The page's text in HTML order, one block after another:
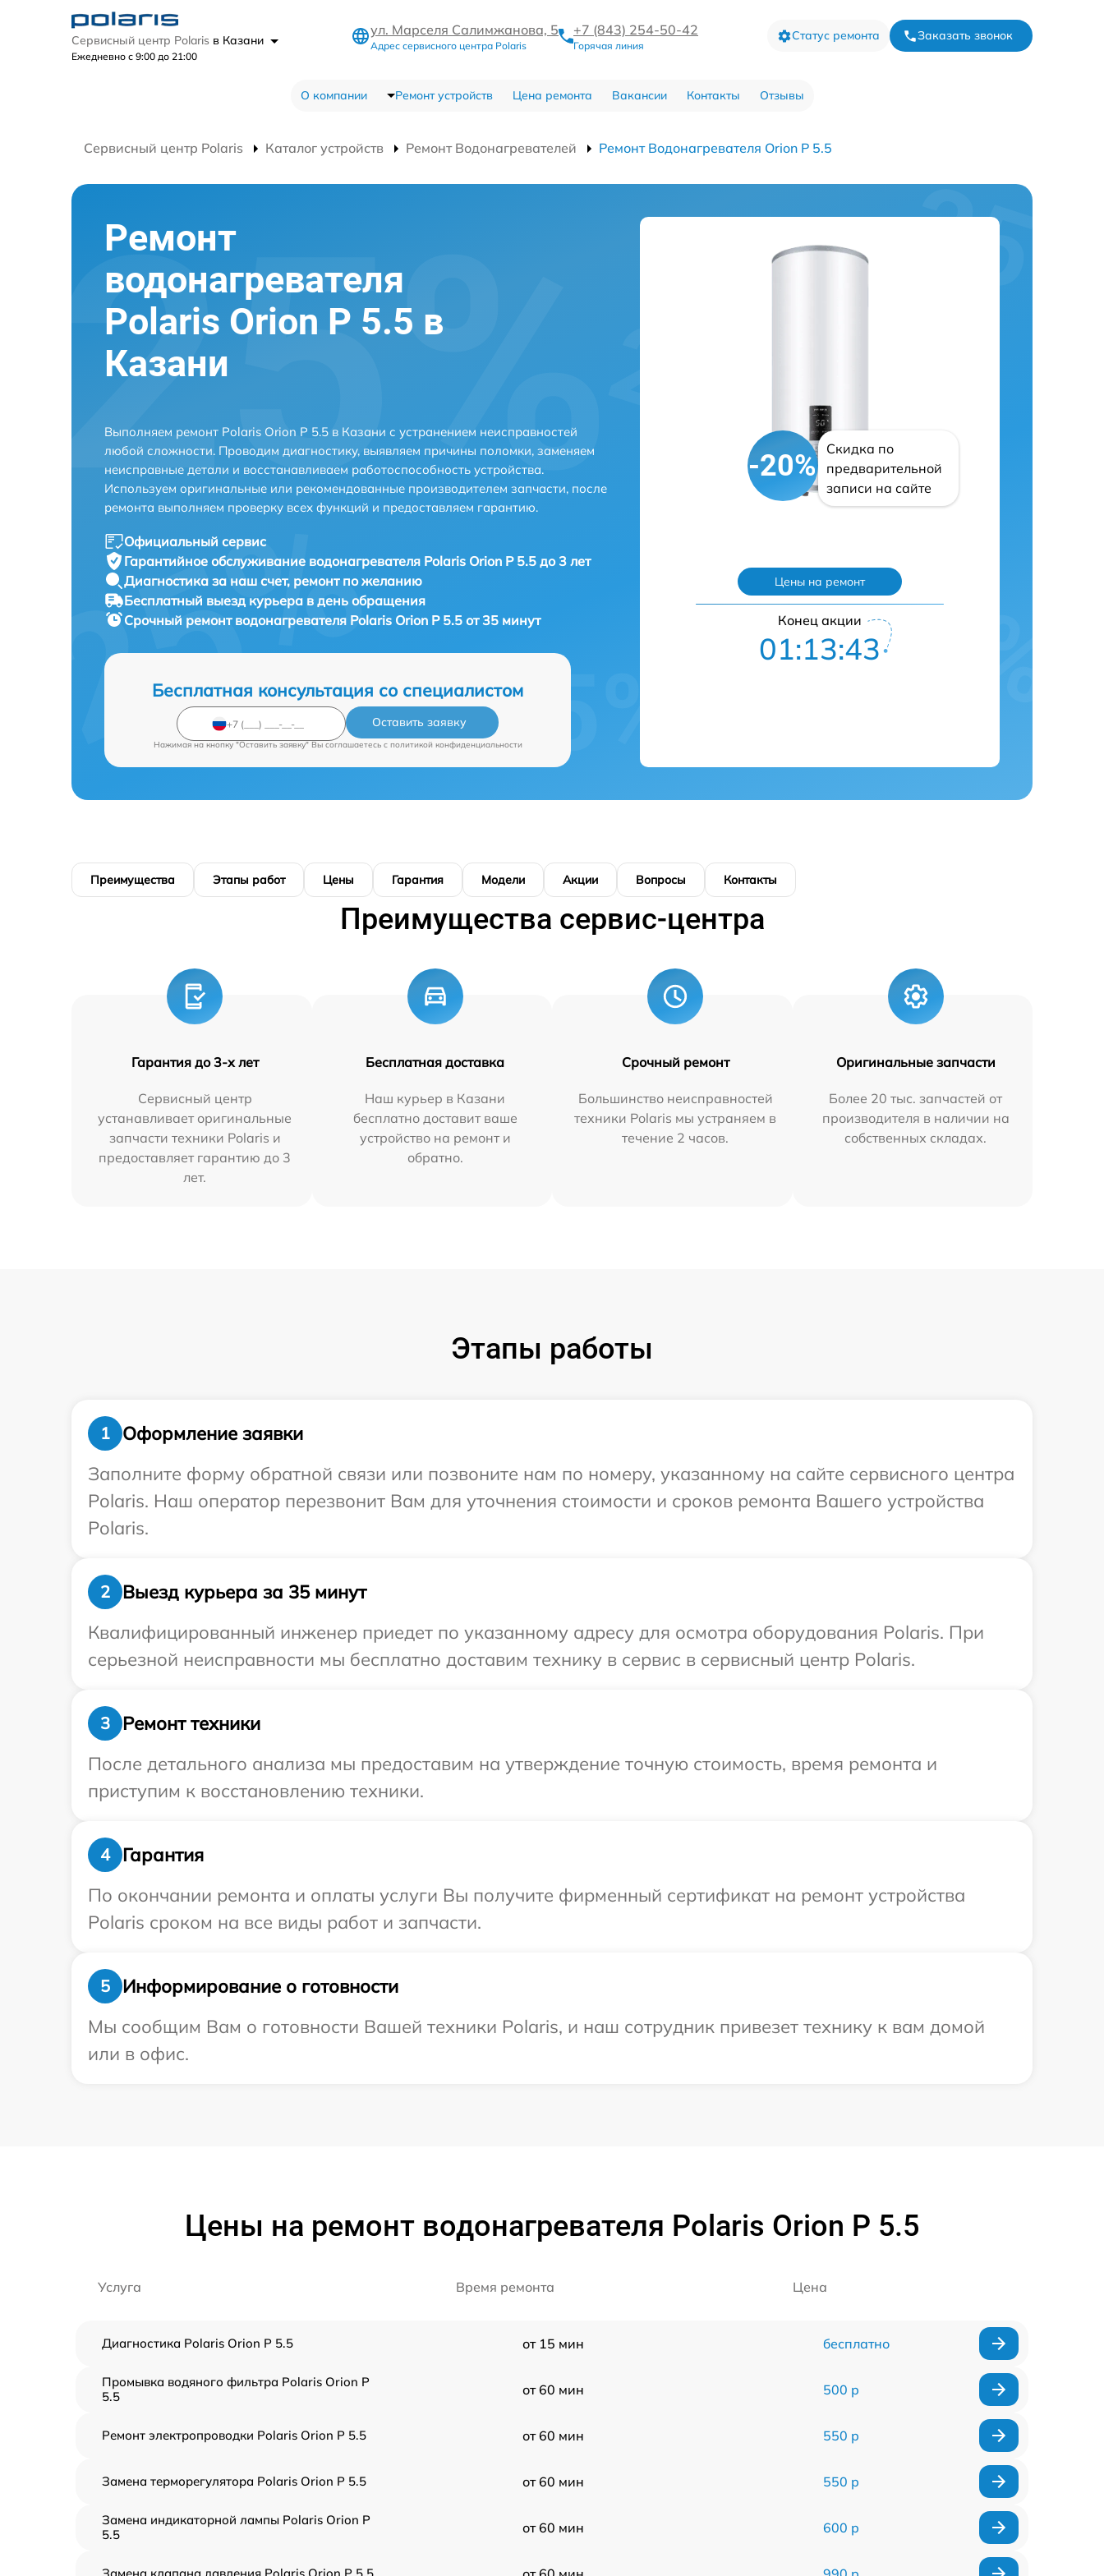
Сервисный центр Polaris в Казани
Ежедневно с 9:00 до 21:00
ул. Марселя Салимжанова, 5
Адрес сервисного центра Polaris
+7 (843) 254-50-42
Горячая линия
Статус ремонта Заказать звонок
О компании Ремонт устройств Цена ремонта Вакансии Контакты Отзывы
Сервисный центр Polaris Каталог устройств Ремонт Водонагревателей Ремонт Водонагревателя Orion P 5.5
Ремонт
водонагревателя
Polaris Orion P 5.5 в
Казани
Выполняем ремонт Polaris Orion P 5.5 в Казани с устранением неисправностей
любой сложности. Проводим диагностику, выявляем причины поломки, заменяем
неисправные детали и восстанавливаем работоспособность устройства.
Используем оригинальные или рекомендованные производителем запчасти, после
ремонта выполняем проверку всех функций и предоставляем гарантию.
Официальный сервис
Гарантийное обслуживание водонагревателя Polaris Orion P 5.5 до 3 лет
Диагностика за наш счет, ремонт по желанию
Бесплатный выезд курьера в день обращения
Срочный ремонт водонагревателя Polaris Orion P 5.5 от 35 минут
Бесплатная консультация со специалистом
Оставить заявку
Нажимая на кнопку "Оставить заявку" Вы соглашаетесь c политикой конфиденциальности
-20%
Скидка по
предварительной
записи на сайте
Цены на ремонт
Конец акции
01:13:42
Преимущества Этапы работ Цены Гарантия Модели Акции Вопросы Контакты
Преимущества сервис-центра
Гарантия до 3-х лет
Сервисный центр
устанавливает оригинальные
запчасти техники Polaris и
предоставляет гарантию до 3
лет.
Бесплатная доставка
Наш курьер в Казани
бесплатно доставит ваше
устройство на ремонт и
обратно.
Срочный ремонт
Большинство неисправностей
техники Polaris мы устраняем в
течение 2 часов.
Оригинальные запчасти
Более 20 тыс. запчастей от
производителя в наличии на
собственных складах.
Этапы работы
1
Оформление заявки
Заполните форму обратной связи или позвоните нам по номеру, указанному на сайте сервисного центра
Polaris. Наш оператор перезвонит Вам для уточнения стоимости и сроков ремонта Вашего устройства
Polaris.
2
Выезд курьера за 35 минут
Квалифицированный инженер приедет по указанному адресу для осмотра оборудования Polaris. При
серьезной неисправности мы бесплатно доставим технику в сервис в сервисный центр Polaris.
3
Ремонт техники
После детального анализа мы предоставим на утверждение точную стоимость, время ремонта и
приступим к восстановлению техники.
4
Гарантия
По окончании ремонта и оплаты услуги Вы получите фирменный сертификат на ремонт устройства
Polaris сроком на все виды работ и запчасти.
5
Информирование о готовности
Мы сообщим Вам о готовности Вашей техники Polaris, и наш сотрудник привезет технику к вам домой
или в офис.
Цены на ремонт водонагревателя Polaris Orion P 5.5
Услуга Время ремонта Цена
Диагностика Polaris Orion P 5.5 от 15 мин бесплатно
Промывка водяного фильтра Polaris Orion P
5.5
от 60 мин 500 р
Ремонт электропроводки Polaris Orion P 5.5 от 60 мин 550 р
Замена терморегулятора Polaris Orion P 5.5 от 60 мин 550 р
Замена индикаторной лампы Polaris Orion P
5.5
от 60 мин 600 р